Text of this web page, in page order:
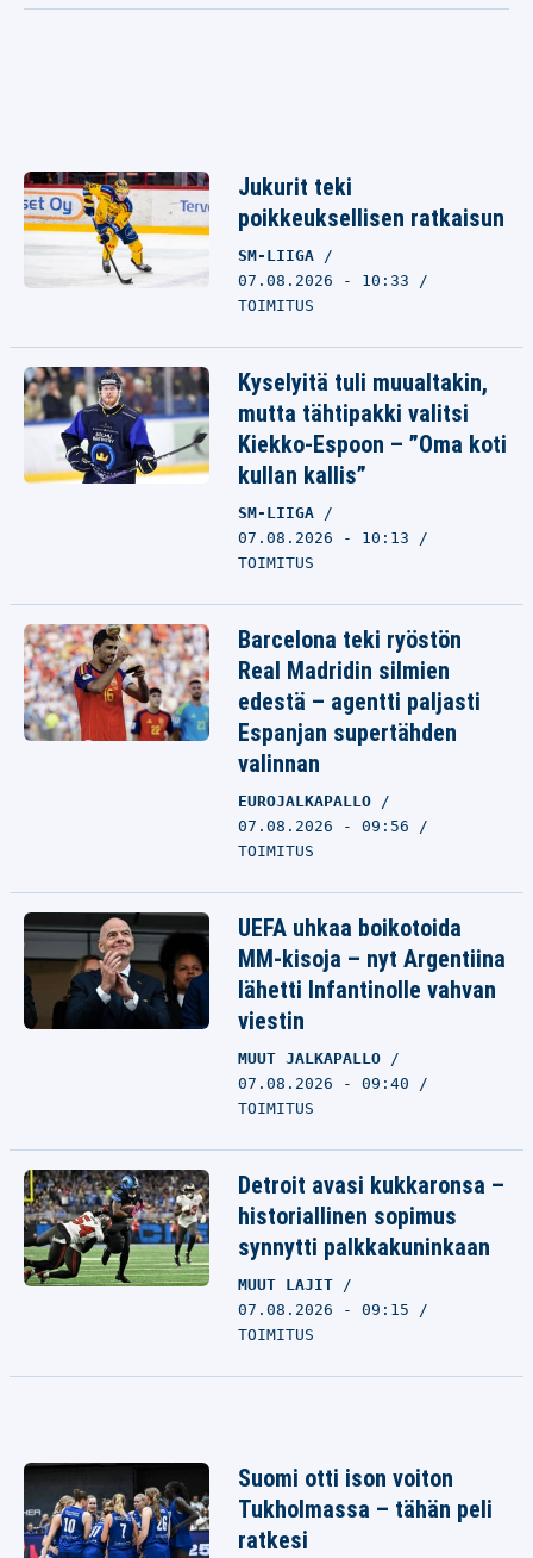
Jukurit teki
poikkeuksellisen ratkaisun
SM-LIIGA
07.08.2026 - 10:33
TOIMITUS
Kyselyitä tuli muualtakin,
mutta tähtipakki valitsi
Kiekko-Espoon – ”Oma koti
kullan kallis”
SM-LIIGA
07.08.2026 - 10:13
TOIMITUS
Barcelona teki ryöstön
Real Madridin silmien
edestä – agentti paljasti
Espanjan supertähden
valinnan
EUROJALKAPALLO
07.08.2026 - 09:56
TOIMITUS
UEFA uhkaa boikotoida
MM-kisoja – nyt Argentiina
lähetti Infantinolle vahvan
viestin
MUUT JALKAPALLO
07.08.2026 - 09:40
TOIMITUS
Detroit avasi kukkaronsa –
historiallinen sopimus
synnytti palkkakuninkaan
MUUT LAJIT
07.08.2026 - 09:15
TOIMITUS
Suomi otti ison voiton
Tukholmassa – tähän peli
ratkesi